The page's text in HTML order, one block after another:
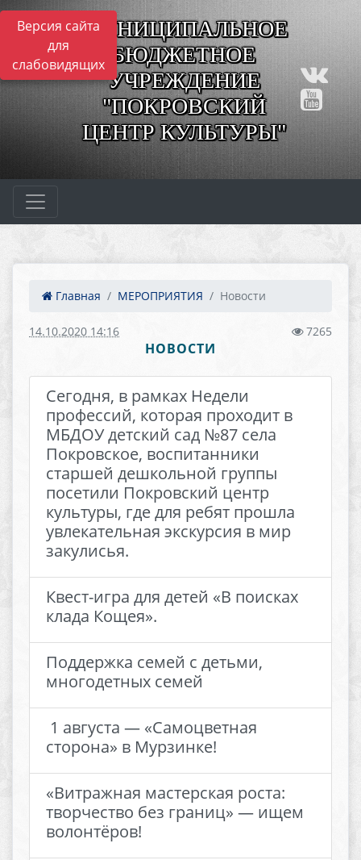
Версия сайта
для
слабовидящих
МУНИЦИПАЛЬНОЕ
БЮДЖЕТНОЕ
УЧРЕЖДЕНИЕ
"ПОКРОВСКИЙ
ЦЕНТР КУЛЬТУРЫ"
Главная МЕРОПРИЯТИЯ Новости
14.10.2020 14:16 7265
НОВОСТИ
Сегодня, в рамках Недели
профессий, которая проходит в
МБДОУ детский сад №87 села
Покровское, воспитанники
старшей дешкольной группы
посетили Покровский центр
культуры, где для ребят прошла
увлекательная экскурсия в мир
закулисья.
Квест-игра для детей «В поисках
клада Кощея».
Поддержка семей с детьми,
многодетных семей
​ 1 августа — «Самоцветная
сторона» в Мурзинке! ​
«Витражная мастерская роста:
творчество без границ» — ищем
волонтёров!